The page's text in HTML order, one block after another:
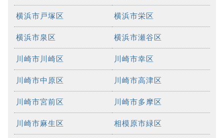
横浜市戸塚区 横浜市栄区
横浜市泉区 横浜市瀬谷区
川崎市川崎区 川崎市幸区
川崎市中原区 川崎市高津区
川崎市宮前区 川崎市多摩区
川崎市麻生区 相模原市緑区